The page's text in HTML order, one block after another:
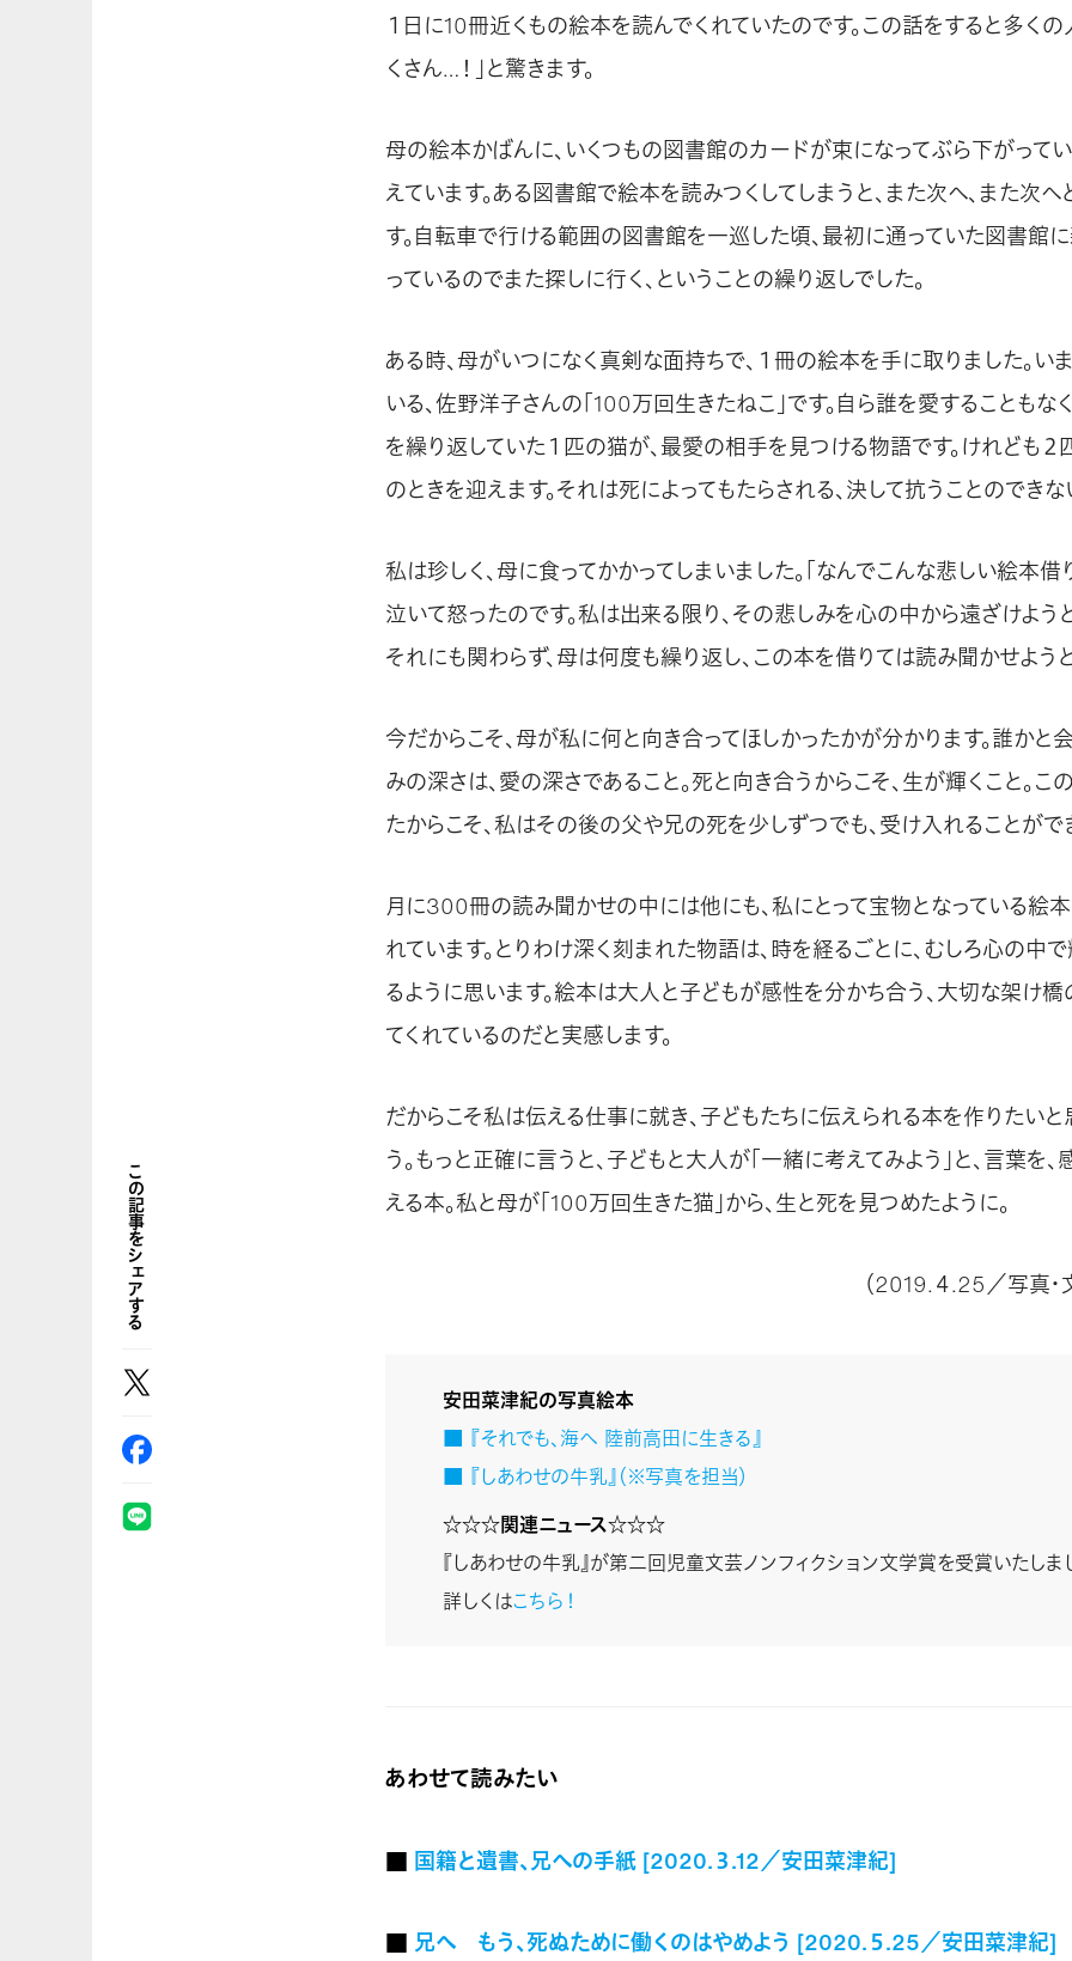
１日に10冊近くもの絵本を読んでくれていたのです。この話をすると多くの
くさん…！」と驚きます。
母の絵本かばんに、いくつもの図書館のカードが束になってぶら下がって
えています。ある図書館で絵本を読みつくしてしまうと、また次へ、また次
す。自転車で行ける範囲の図書館を一巡した頃、最初に通っていた図書館
っているのでまた探しに行く、ということの繰り返しでした。
ある時、母がいつになく真剣な面持ちで、１冊の絵本を手に取りました。い
いる、佐野洋子さんの「100万回生きたねこ」です。自ら誰を愛することもな
を繰り返していた１匹の猫が、最愛の相手を見つける物語です。けれども２
のときを迎えます。それは死によってもたらされる、決して抗うことのできな
私は珍しく、母に食ってかかってしまいました。「なんでこんな悲しい絵本借
泣いて怒ったのです。私は出来る限り、その悲しみを心の中から遠ざけよう
それにも関わらず、母は何度も繰り返し、この本を借りては読み聞かせよう
今だからこそ、母が私に何と向き合ってほしかったかが分かります。誰かと
みの深さは、愛の深さであること。死と向き合うからこそ、生が輝くこと。
たからこそ、私はその後の父や兄の死を少しずつでも、受け入れることがで
月に300冊の読み聞かせの中には他にも、私にとって宝物となっている絵
れています。とりわけ深く刻まれた物語は、時を経るごとに、むしろ心の中
るように思います。絵本は大人と子どもが感性を分かち合う、大切な架け
てくれているのだと実感します。
だからこそ私は伝える仕事に就き、子どもたちに伝えられる本を作りたい
う。もっと正確に言うと、子どもと大人が「一緒に考えてみよう」と、言葉を
える本。私と母が「100万回生きた猫」から、生と死を見つめたように。
（2019.４.25／写真
安田菜津紀の写真絵本
■ 『それでも、海へ 陸前高田に生きる』
■ 『しあわせの牛乳』（※写真を担当）
☆☆☆関連ニュース☆☆☆
『しあわせの牛乳』が第二回児童文芸ノンフィクション文学賞を受賞いたしま
詳しくはこちら！
あわせて読みたい
■ 国籍と遺書、兄への手紙 [2020.３.12／安田菜津紀]
■ 兄へ もう、死ぬために働くのはやめよう [2020.５.25／安田菜津紀]
この記事をシェアする